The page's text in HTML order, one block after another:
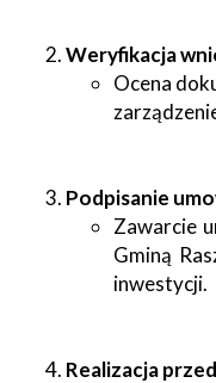
Weryfikacja
Ocena
Podpisanie
Zawarcie
Gminą
inwestycji.
Realizacja